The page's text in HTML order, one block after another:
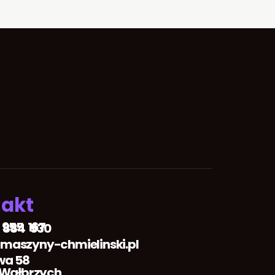
167
884 530
chmielinski.pl
58